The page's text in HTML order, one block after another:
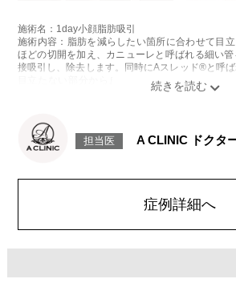
施術名：1day小顔脂肪吸引
施術内容：脂肪を減らしたい箇所に合わせて目
ほどの切開を加え、カニューレと呼ばれる細い
接吸引し、除去します。同時にAスレッド®と呼
目立たない部分から皮下へ挿入し、皮膚を内側
感などが術後一時的に生じることがございます
染症、左右差、施術箇所の知覚鈍麻、ぼこつき
顔の脂肪吸引箇所の追加 1ヶ所ごと+162,800円(税
オプション：笑気麻酔 3,300円(税込)
担当医 A CLINIC ドクタ
症例詳細へ